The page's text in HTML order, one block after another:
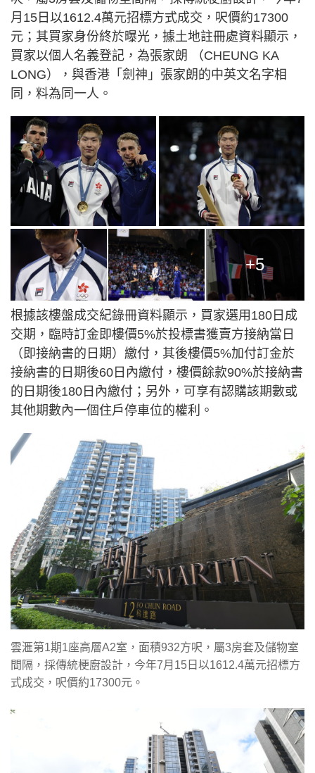
月15日以1612.4萬元招標方式成交，呎價約17300
元；其買家身份終於曝光，據土地註冊處資料顯示，
買家以個人名義登記，為張家朗 （CHEUNG KA
LONG），與香港「劍神」張家朗的中英文名字相
同，料為同一人。
+5
根據該樓盤成交紀錄冊資料顯示，買家選用180日成
交期，臨時訂金即樓價5%於投標書獲賣方接納當日
（即接納書的日期）繳付，其後樓價5%加付訂金於
接納書的日期後60日內繳付，樓價餘款90%於接納書
的日期後180日內繳付；另外，可享有認購該期數或
其他期數內一個住戶停車位的權利。
雲滙第1期1座高層A2室，面積932方呎，屬3房套及儲物室
間隔，採傳統梗廚設計，今年7月15日以1612.4萬元招標方
式成交，呎價約17300元。